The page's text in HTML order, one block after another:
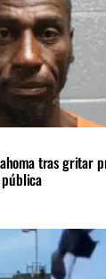
tras gritar